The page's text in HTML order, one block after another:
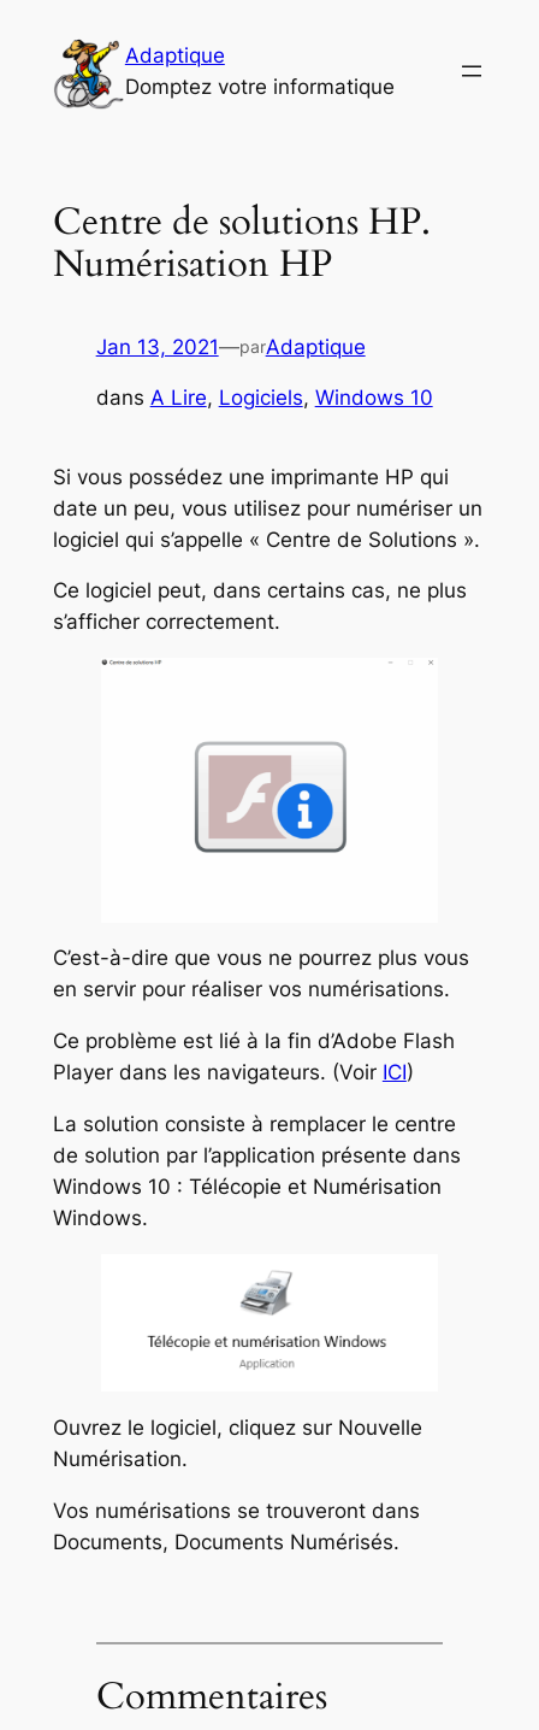
contenu
Adaptique
Domptez votre informatique
Centre de solutions HP.
Numérisation HP
Jan 13, 2021—parAdaptique
dans A Lire, Logiciels, Windows 10
Si vous possédez une imprimante HP qui
date un peu, vous utilisez pour numériser un
logiciel qui s’appelle « Centre de Solutions ».
Ce logiciel peut, dans certains cas, ne plus
s’afficher correctement.
C’est-à-dire que vous ne pourrez plus vous
en servir pour réaliser vos numérisations.
Ce problème est lié à la fin d’Adobe Flash
Player dans les navigateurs. (Voir ICI)
La solution consiste à remplacer le centre
de solution par l’application présente dans
Windows 10 : Télécopie et Numérisation
Windows.
Ouvrez le logiciel, cliquez sur Nouvelle
Numérisation.
Vos numérisations se trouveront dans
Documents, Documents Numérisés.
Commentaires